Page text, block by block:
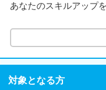
あなたのスキルアップ
対象となる方